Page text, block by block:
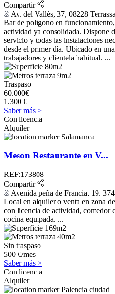
Compartir
Av. del Vallès, 37, 08228
Bar de polígono en
actividad ya consolidada. Dispone
servicio y todas las instalaciones
desde el primer día. Ubicado en
trabajadores y clientela habitual. ...
80m2
9m2
Traspaso
60.000€
1.300 €
Saber más >
Con licencia
Alquiler
Salamanca
Meson Restaurante en V...
REF:173808
Compartir
Avenida peña de Francia, 19,
Local en alquiler o venta en zona
con licencia de actividad, comedor
cocina equipada. ...
169m2
40m2
Sin traspaso
500 €/mes
Saber más >
Con licencia
Alquiler
Palencia ciudad